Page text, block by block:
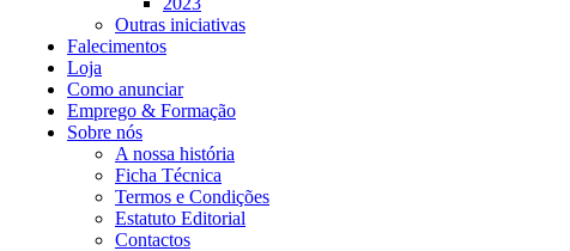
Outras iniciativas
Falecimentos
Loja
Como anunciar
Emprego & Formação
Sobre nós
A nossa história
Ficha Técnica
Termos e Condições
Estatuto Editorial
Contactos